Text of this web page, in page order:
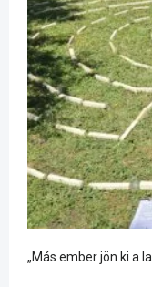
„Más ember jön ki a